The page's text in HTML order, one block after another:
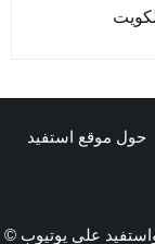
حول موقع استفيد
علي يوتيوب ©